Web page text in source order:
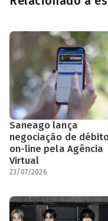
Saneago lança
negociação de
on-line pela Agência
Virtual
23/07/2026